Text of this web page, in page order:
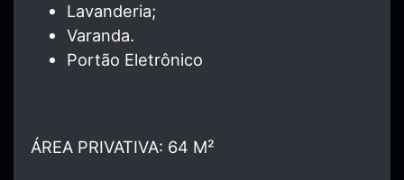
Lavanderia;
Varanda.
Portão Eletrônico
ÁREA PRIVATIVA: 64 M²